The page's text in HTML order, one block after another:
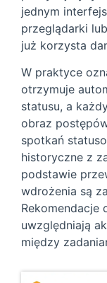
jednym
przeglądarki
już korzysta
W praktyce
otrzymuje
statusu, a
obraz
spotkań
historyczne z
podstawie
wdrożenia są
Rekomendacje
uwzględniają
między